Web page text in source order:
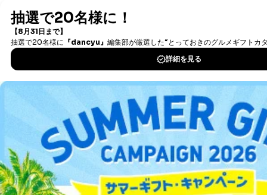
2020/05/01
2020/03/01
2020/01/01
2019/11/01
プードルスタイル